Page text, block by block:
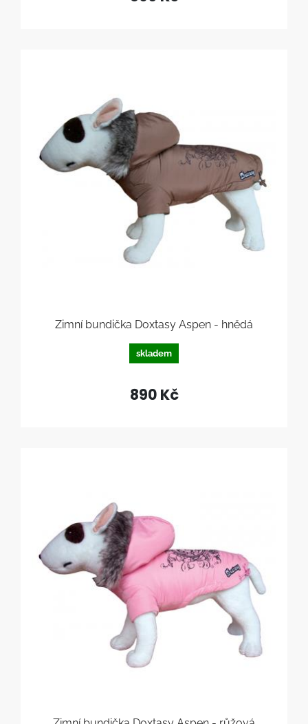
Zimní bundička Doxtasy Aspen - hnědá
skladem
890 Kč